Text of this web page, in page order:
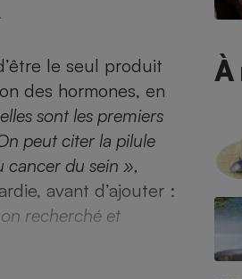
le seul produit
des hormones, en
sont les premiers
peut citer la pilule
cancer du sein »,
avant d’ajouter :
recherché et
À